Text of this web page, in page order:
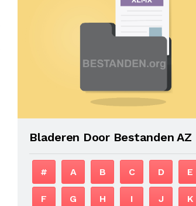
Bladeren Door Bestanden AZ
# A B C D E
F G H I J K